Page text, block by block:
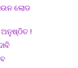
ଲୋଡ
ଅନୁଷ୍ଠିତ !